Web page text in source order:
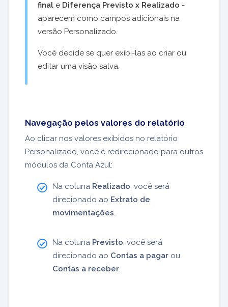
final e Diferença Previsto x Realizado -
aparecem como campos adicionais na
versão Personalizado.
Você decide se quer exibi-las ao criar ou
editar uma visão salva.
Navegação pelos valores do relatório
Ao clicar nos valores exibidos no relatório
Personalizado, você é redirecionado para outros
módulos da Conta Azul:
Na coluna Realizado, você será
direcionado ao Extrato de
movimentações.
Na coluna Previsto, você será
direcionado ao Contas a pagar ou
Contas a receber.